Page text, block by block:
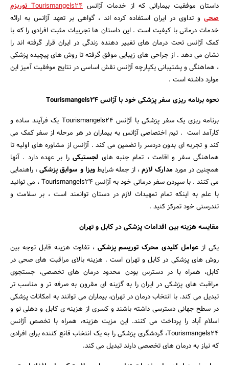
داستان موفقیت بیمارانی که از خدمات آژانس Tourismangels24 توریزم
صحی و تداوی در ایران استفاده کرده اند ، گواهی بر تعهد آژانس به ارائه
خدمات درمانی با کیفیت است . این داستان ها تجربیات مثبت افرادی را که با
کمک آژانس تحت درمان های تغییر دهنده زندگی در ایران قرار گرفته اند را
نشان می دهد . از جراحی های زیبایی موفق گرفته تا روش های پیچیده پزشکی
، هماهنگی و پشتیبانی یکپارچه آژانس نقش اساسی در نتایج موفقیت آمیز این
موارد داشته است .
نحوه برنامه ریزی سفر پزشکی خود با آژانسTourismangels24
برنامه ریزی یک سفر پزشکی با آژانس Tourismangels24 یک فرآیند ساده و
کارآمد است . تیم اختصاصی آژانس به بیماران در هر مرحله از سفر کمک می
کند و تجربه ای بدون دردسر را تضمین می کند . آژانس از مشاوره های اولیه تا
هماهنگی سفر و اقامت ، تمام جنبه های لجستیکیرا بر عهده دارد . آنها
همچنین در موردمدارک لازم، از جمله شرایطویزا و سوابق پزشکی، راهنمایی
می کنند . با سپردن سفر درمانی خود به آژانس Tourismangels24 ، می توانید
با علم به اینکه تمام تمهیدات لازم در دستان توانمند است ، بر سلامت و
تندرستی خود تمرکز کنید .
مقایسه هزینه بین اقدامات پزشکی در کابل و تهران
یکی از عوامل کلیدی محرک توریسم پزشکی ، تفاوت هزینه قابل توجه بین
روش های پزشکی در کابل و تهران است . هزینه بالای مراقبت های صحی در
کابل، همراه با در دسترس بودن محدود درمان های تخصصی، جستجوی
مراقبت های پزشکی در ایران را به گزینه ای مقرون به صرفه تر و مناسب تر
تبدیل می کند. با انتخاب درمان در تهران، بیماران می توانند به امکانات پزشکی
در سطح جهانی دسترسی داشته باشند و کسری از هزینه ی کابل و دهلی نو و
اسلام آباد را پرداخت می کنند. این مزیت هزینه، همراه با تخصص آژانس
Tourismangels24، گردشگری پزشکی را به یک انتخاب قانع کننده برای افرادی
که نیاز به درمان های تخصصی دارند تبدیل می کند.